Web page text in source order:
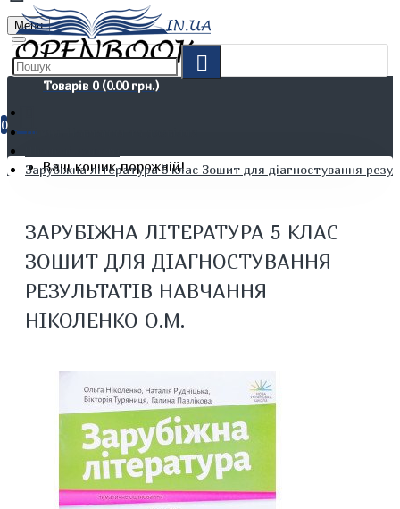
Menu
Товарів 0 (0.00 грн.)
0
Ваш кошик порожній!
Дітям. Навчання та дозвілля
Зарубіжна література 5 клас Зошит для діагностування
ЗАРУБІЖНА ЛІТЕРАТУРА 5 КЛАС
ЗОШИТ ДЛЯ ДІАГНОСТУВАННЯ
РЕЗУЛЬТАТІВ НАВЧАННЯ
НІКОЛЕНКО О.М.